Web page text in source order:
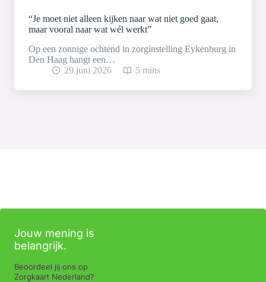
“Je moet niet alleen kijken naar wat niet goed gaat,
maar vooral naar wat wél werkt”
Op een zonnige ochtend in zorginstelling Eykenburg in
Den Haag hangt een…
29 juni 2026
5 mins
Jouw mening is
belangrijk.
Beoordeel jij ons op
Zorgkaart Nederland?